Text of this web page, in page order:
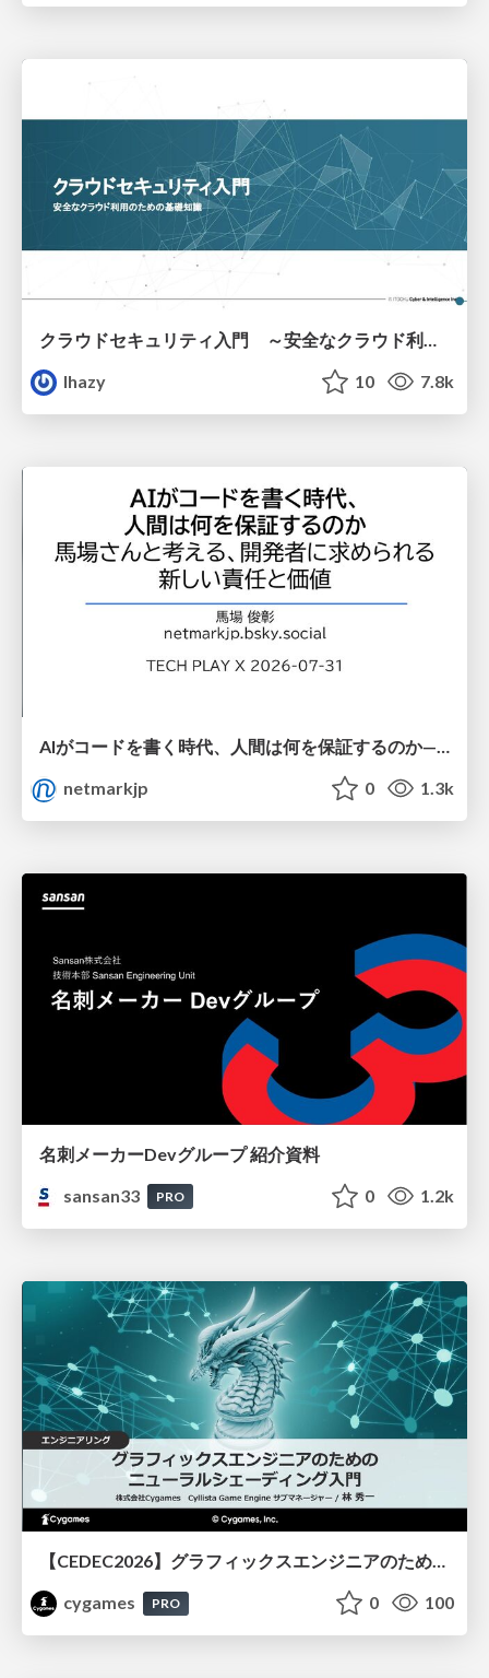
クラウドセキュリティ入門 ～安全なクラウド利用のための基礎知識～
lhazy
10 7.8k
AIがコードを書く時代、人間は何を保証するのか———馬場さんと考える、開発者に求められる新しい責任と価値 - TECH PLAY
netmarkjp
0 1.3k
名刺メーカーDevグループ 紹介資料
sansan33
PRO 0 1.2k
【CEDEC2026】グラフィックスエンジニアのためのニューラルシェーディング入門
cygames
PRO 0 100